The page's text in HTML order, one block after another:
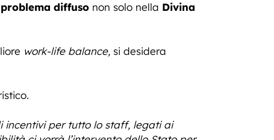
problema diffuso non solo nella Divina
work-life balance, si desidera
incentivi per tutto lo staff, legati ai